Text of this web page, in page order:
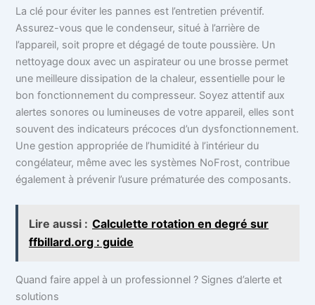
La clé pour éviter les pannes est l’entretien préventif.
Assurez-vous que le condenseur, situé à l’arrière de
l’appareil, soit propre et dégagé de toute poussière. Un
nettoyage doux avec un aspirateur ou une brosse permet
une meilleure dissipation de la chaleur, essentielle pour le
bon fonctionnement du compresseur. Soyez attentif aux
alertes sonores ou lumineuses de votre appareil, elles sont
souvent des indicateurs précoces d’un dysfonctionnement.
Une gestion appropriée de l’humidité à l’intérieur du
congélateur, même avec les systèmes NoFrost, contribue
également à prévenir l’usure prématurée des composants.
Lire aussi : Calculette rotation en degré sur
ffbillard.org : guide
Quand faire appel à un professionnel ? Signes d’alerte et
solutions